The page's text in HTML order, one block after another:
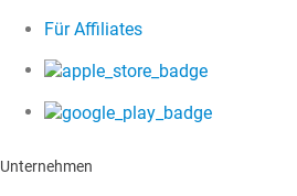
Für Affiliates
Unternehmen